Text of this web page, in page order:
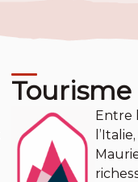
Tourisme
Entre